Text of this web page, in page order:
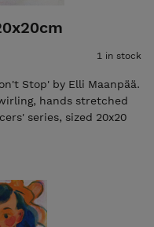
1 in stock
Stop' by Elli Maanpää.
hands stretched
series, sized 20x20